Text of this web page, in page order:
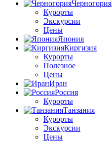
Черногория
Курорты
Экскурсии
Цены
Япония
Киргизия
Курорты
Полезное
Цены
Иран
Россия
Курорты
Танзания
Курорты
Экскурсии
Цены